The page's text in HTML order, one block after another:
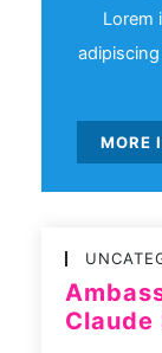
Lorem
MORE
Claude